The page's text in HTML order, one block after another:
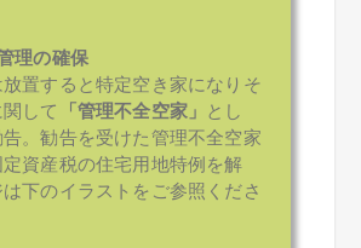
理の確保
置すると特定空き家になりそ
して 「管理不全空家」 とし
。勧告を受けた管理不全空家
資産税の住宅用地特例を解
下のイラストをご参照くださ